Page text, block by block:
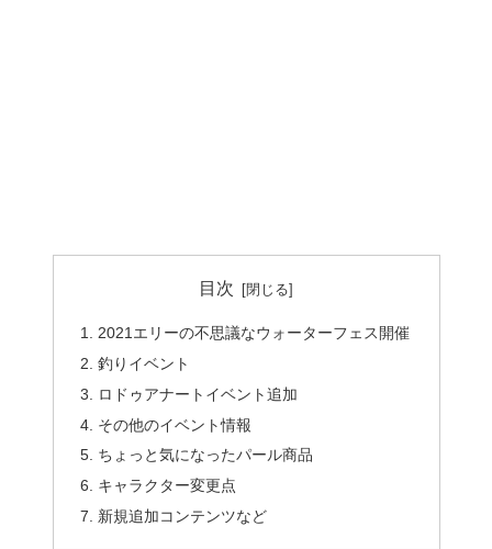
目次
2021エリーの不思議なウォーターフェス開催
釣りイベント
ロドゥアナートイベント追加
その他のイベント情報
ちょっと気になったパール商品
キャラクター変更点
新規追加コンテンツなど